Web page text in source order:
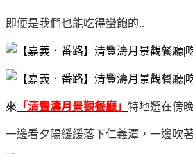
即便是我們也能吃得蠻飽的..
來 「清豐濤月景觀餐廳」 特地選在傍
一邊看夕陽緩緩落下仁義潭，一邊吹